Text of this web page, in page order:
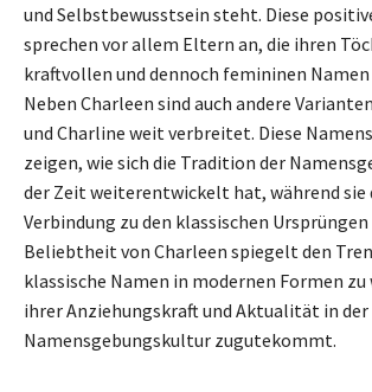
und Selbstbewusstsein steht. Diese
sprechen vor allem Eltern an, die ihren
kraftvollen und dennoch femininen
Neben Charleen sind auch andere
und Charline weit verbreitet. Diese
zeigen, wie sich die Tradition der
der Zeit weiterentwickelt hat, während sie
Verbindung zu den klassischen
Beliebtheit von Charleen spiegelt den
klassische Namen in modernen Formen zu
ihrer Anziehungskraft und Aktualität in
Namensgebungskultur zugutekommt.